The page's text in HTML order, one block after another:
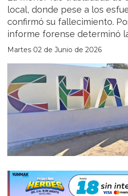
local, donde pese a los
confirmó su fallecimiento.
informe forense determinó
Martes 02 de Junio de 2026